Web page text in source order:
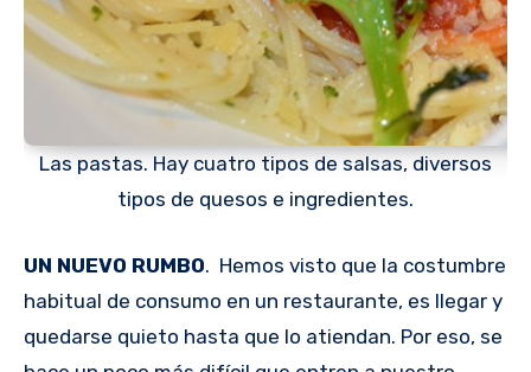
Las pastas. Hay cuatro tipos de salsas, diversos
tipos de quesos e ingredientes.
UN NUEVO RUMBO. Hemos visto que la costumbre
habitual de consumo en un restaurante, es llegar y
quedarse quieto hasta que lo atiendan. Por eso, se